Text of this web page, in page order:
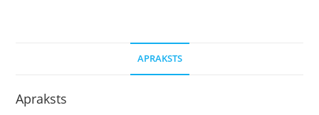
APRAKSTS
Apraksts